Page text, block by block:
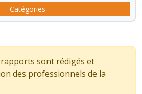
Catégories
rapports sont rédigés et
des professionnels de la